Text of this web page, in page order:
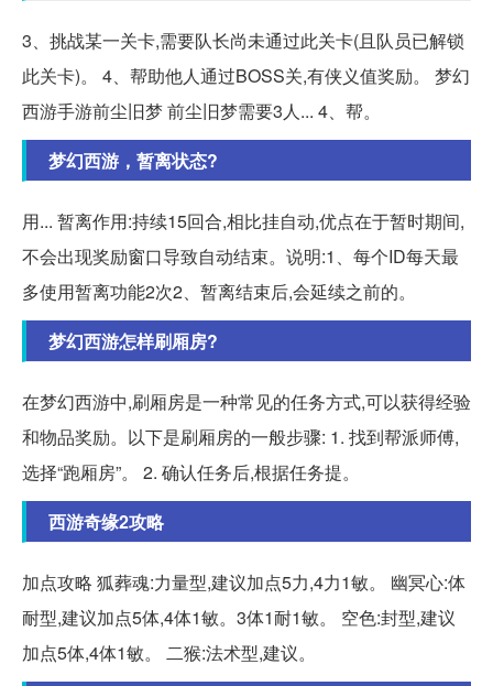
3、挑战某一关卡,需要队长尚未通过此关卡(且队员已解锁
此关卡)。 4、帮助他人通过BOSS关,有侠义值奖励。 梦幻
西游手游前尘旧梦 前尘旧梦需要3人... 4、帮。
梦幻西游，暂离状态?
用... 暂离作用:持续15回合,相比挂自动,优点在于暂时期间,
不会出现奖励窗口导致自动结束。说明:1、每个ID每天最
多使用暂离功能2次2、暂离结束后,会延续之前的。
梦幻西游怎样刷厢房?
在梦幻西游中,刷厢房是一种常见的任务方式,可以获得经验
和物品奖励。以下是刷厢房的一般步骤: 1. 找到帮派师傅,
选择“跑厢房”。 2. 确认任务后,根据任务提。
西游奇缘2攻略
加点攻略 狐葬魂:力量型,建议加点5力,4力1敏。 幽冥心:体
耐型,建议加点5体,4体1敏。3体1耐1敏。 空色:封型,建议
加点5体,4体1敏。 二猴:法术型,建议。